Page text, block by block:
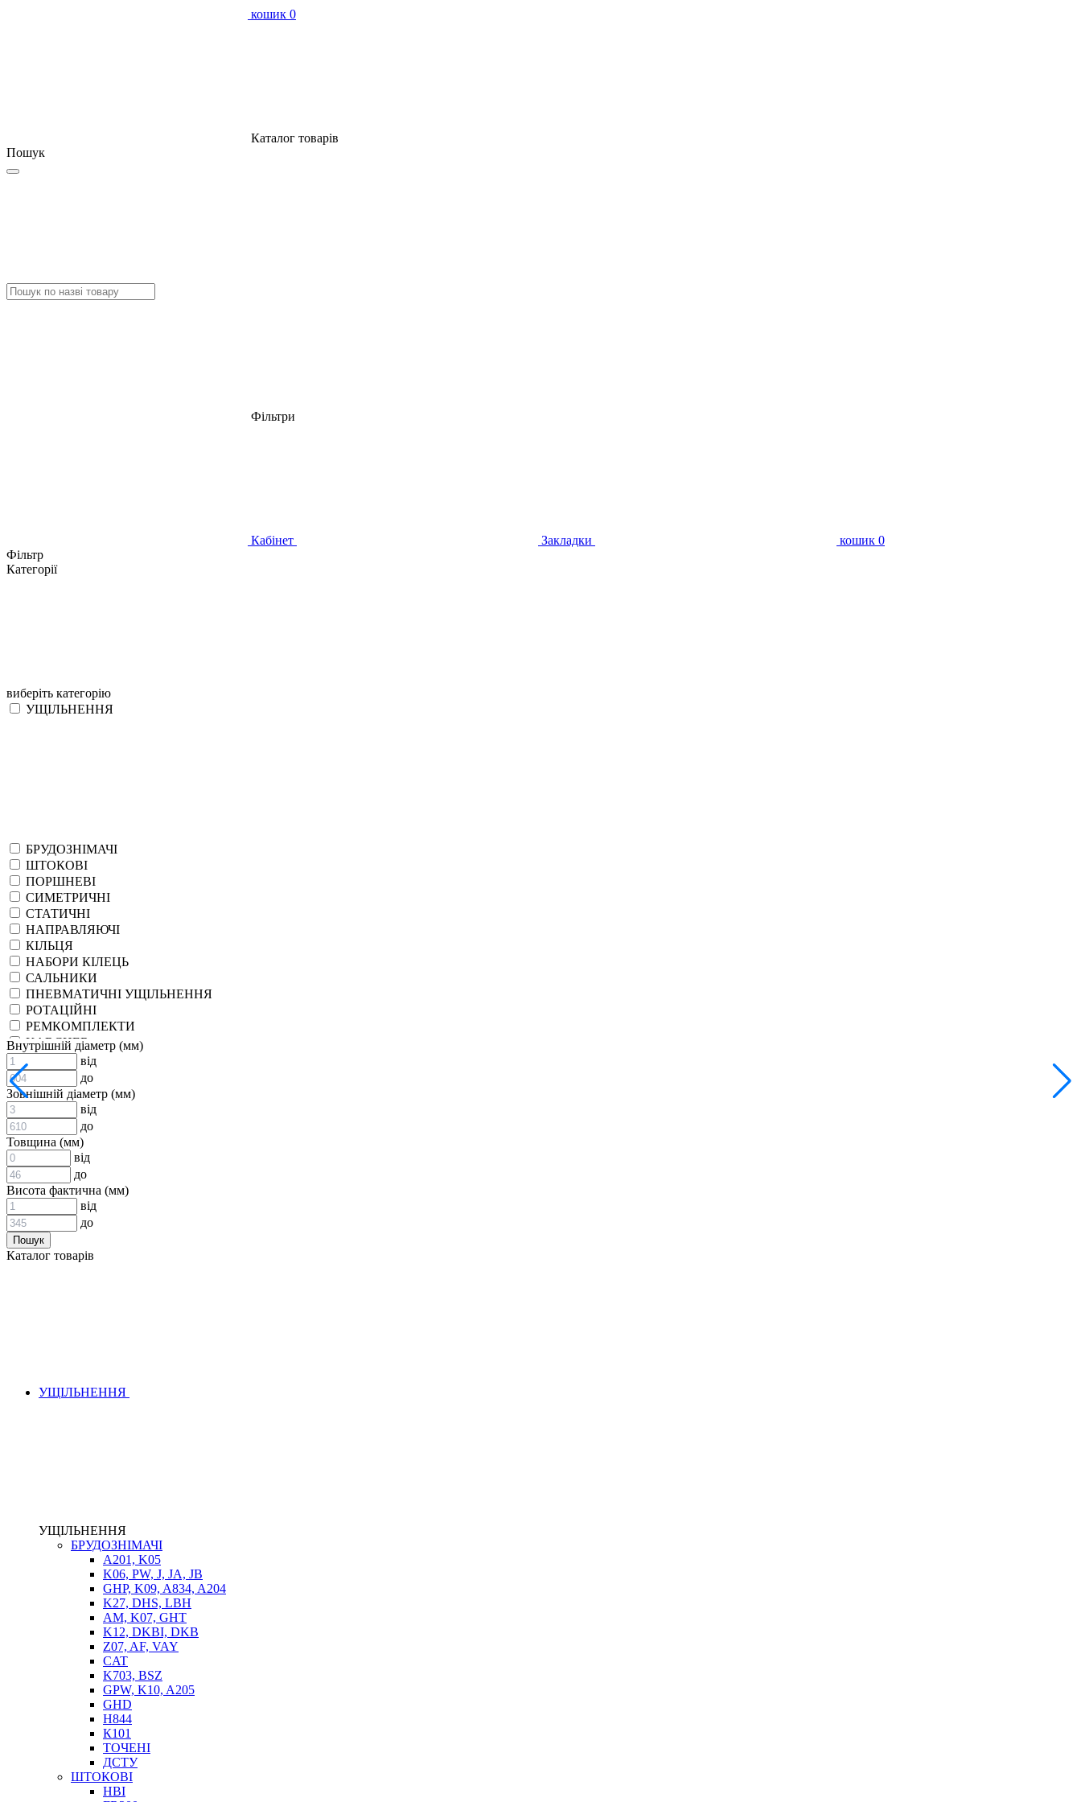
кошик 0
Каталог товарів
Пошук
Фільтри
Кабінет Закладки кошик 0
Фільтр
Категорії
виберіть категорію
УЩІЛЬНЕННЯ
БРУДОЗНІМАЧІ
ШТОКОВІ
ПОРШНЕВІ
СИМЕТРИЧНІ
СТАТИЧНІ
НАПРАВЛЯЮЧІ
КІЛЬЦЯ
НАБОРИ КІЛЕЦЬ
САЛЬНИКИ
ПНЕВМАТИЧНІ УЩІЛЬНЕННЯ
РОТАЦІЙНІ
РЕМКОМПЛЕКТИ
KARCHER
EPDM
СПЕЦІАЛЬНІ
ВСТАВКИ МУФТ (ЗІРОЧКИ)
ГІДРАВЛІКА
АДАПТЕРИ
КЛАПАНИ
НАСОСИ-ДОЗАТОРИ
ЛЕБІДКИ
ВТУЛКИ
Внутрішній діаметр (мм)
від
до
Зовнішній діаметр (мм)
від
до
Товщина (мм)
від
до
Висота фактична (мм)
від
до
Каталог товарів
УЩІЛЬНЕННЯ
УЩІЛЬНЕННЯ
БРУДОЗНІМАЧІ
A201, K05
K06, PW, J, JA, JB
GHP, K09, A834, A204
K27, DHS, LBH
AM, K07, GHT
K12, DKBI, DKB
Z07, AF, VAY
CAT
K703, BSZ
GPW, K10, A205
GHD
H844
К101
ТОЧЕНІ
ДСТУ
ШТОКОВІ
HBI